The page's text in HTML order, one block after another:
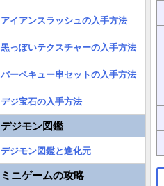
アイアンスラッシュの入手方法
黒っぽいテクスチャーの入手方法
バーベキュー串セットの入手方法
デジ宝石の入手方法
デジモン図鑑
デジモン図鑑と進化元
ミニゲームの攻略